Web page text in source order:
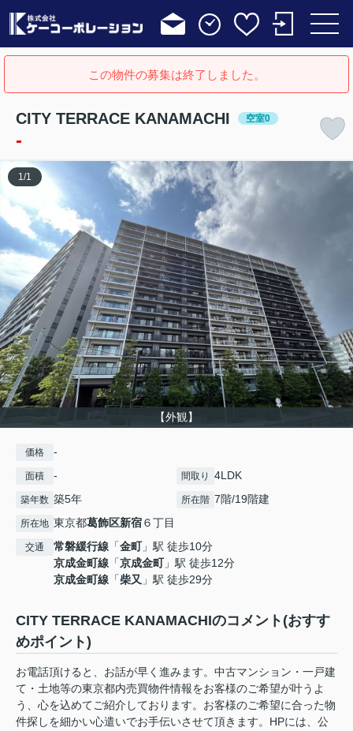
この物件の募集は終了しました。
CITY TERRACE KANAMACHI 空室0
-
【外観】
1 /1
価格 -
面積 - 間取り 4LDK
築年数 築5年 所在階 7階/19階建
所在地 東京都葛飾区新宿６丁目
交通 常磐緩行線 「金町」駅 徒歩10分
京成金町線 「京成金町」駅 徒歩12分
京成金町線 「柴又 」駅 徒歩29分
CITY TERRACE KANAMACHIのコメント(おすす
めポイント)
お電話頂けると、お話が早く進みます。中古マンション・一戸建
て・土地等の東京都内売買物件情報をお客様のご希望が叶うよ
う、心を込めてご紹介しております。お客様のご希望に合った物
件探しを細かい心遣いでお手伝いさせて頂きます。HPには、公